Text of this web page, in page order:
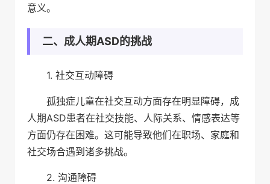
意义。
二、成人期ASD的挑战
1. 社交互动障碍
孤独症儿童在社交互动方面存在明显障碍，成
人期ASD患者在社交技能、人际关系、情感表达等
方面仍存在困难。这可能导致他们在职场、家庭和
社交场合遇到诸多挑战。
2. 沟通障碍